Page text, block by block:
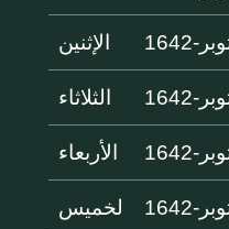
الإثنين
الثلاثاء
الأربعاء
لخميس